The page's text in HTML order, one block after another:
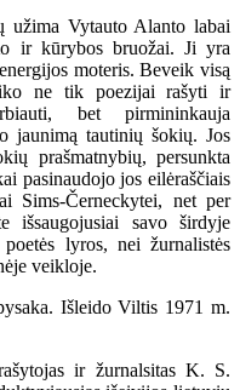
užima Vytauto Alanto labai
ir kūrybos bruožai. Ji yra
moteris. Beveik visą
ne tik poezijai rašyti ir
bet pirmininkauja
jaunimą tautinių šokių. Jos
prašmatnybių, persunkta
pasinaudojo jos eilėraščiais
Sims-Černeckytei, net per
išsaugojusiai savo širdyje
lyros, nei žurnalistės
veikloje.
Išleido Viltis 1971 m.
ir žurnalsitas K. S.